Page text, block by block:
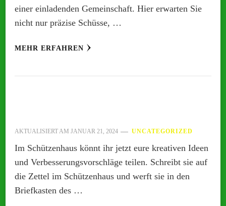
einer einladenden Gemeinschaft. Hier erwarten Sie
nicht nur präzise Schüsse, …
MEHR ERFAHREN
AKTUALISIERT AM JANUAR 21, 2024 UNCATEGORIZED
Im Schützenhaus könnt ihr jetzt eure kreativen Ideen
und Verbesserungsvorschläge teilen. Schreibt sie auf
die Zettel im Schützenhaus und werft sie in den
Briefkasten des …